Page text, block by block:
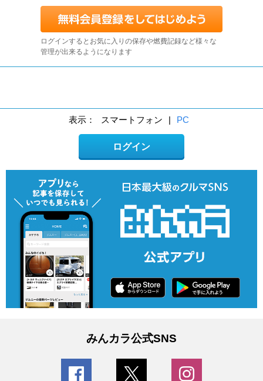
ログインするとお気に入りの保存や燃費記録など様々な
管理が出来るようになります
表示： スマートフォン | PC
ログイン
みんカラ公式SNS